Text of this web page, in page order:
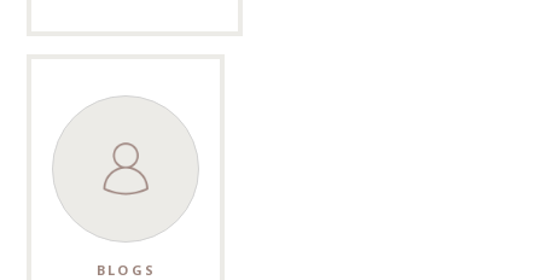
BLOGS